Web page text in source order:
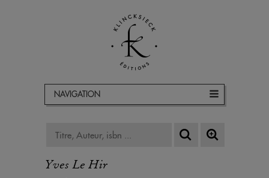
NAVIGATION
Yves Le Hir